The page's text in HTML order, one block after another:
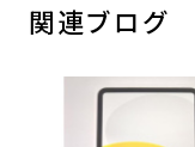
関連ブログ